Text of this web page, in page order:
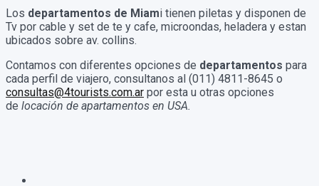
Los departamentos de Miami tienen piletas y disponen de
Tv por cable y set de te y cafe, microondas, heladera y estan
ubicados sobre av. collins.
Contamos con diferentes opciones de departamentos para
cada perfil de viajero, consultanos al (011) 4811-8645 o
consultas@4tourists.com.ar por esta u otras opciones
de locación de apartamentos en USA.